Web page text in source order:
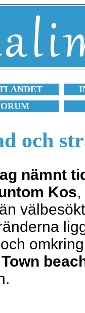
och
nämnt
Kos
Town